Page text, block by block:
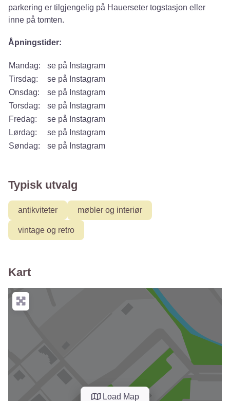
parkering er tilgjengelig på Hauerseter togstasjon eller
inne på tomten.
Åpningstider:
Mandag:
se på Instagram
Tirsdag:
se på Instagram
Onsdag:
se på Instagram
Torsdag:
se på Instagram
Fredag:
se på Instagram
Lørdag:
se på Instagram
Søndag:
se på Instagram
Typisk utvalg
antikviteter møbler og interiør
vintage og retro
Kart
Load Map